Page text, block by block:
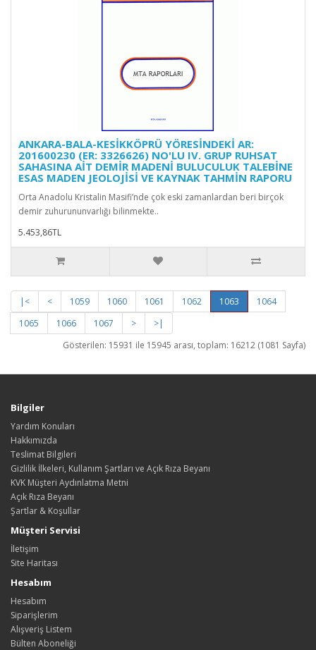
ANKARA-BALA-KESİKKÖPRÜ YÖRESİNDEKİ AR:
201600230 (ER: 3326626) NO'LU IV. GRUP RUHSAT
SAHASINA AİT DEMİR MADENİ BULUCULUK TALEBİNE
ESAS MADEN JEOLOJİSİ VE KAYNAK TAHMİN RAPORU
Orta Anadolu Kristalin Masifi’nde çok eski zamanlardan beri birçok
demir zuhurununvarlığı bilinmekte..
5.453,86TL
|< < 1059 1060 1061 1062 1063
1064
1065
1066 1067 >
>|
Gösterilen: 15931 ile 15945 arası, toplam: 16212 (1081 Sayfa)
Bilgiler
Yardım Konuları
Hakkımızda
Teslimat Bilgileri
Gizlilik İlkeleri, Kullanım Şartları ve Açık Rıza Beyanı
KVK Müşteri Aydınlatma Metni
Açık Rıza Beyanı
Şartlar & Koşullar
Müşteri Servisi
İletişim
Site Haritası
Hesabım
Hesabım
Siparişlerim
Alışveriş Listem
Bülten Aboneliği